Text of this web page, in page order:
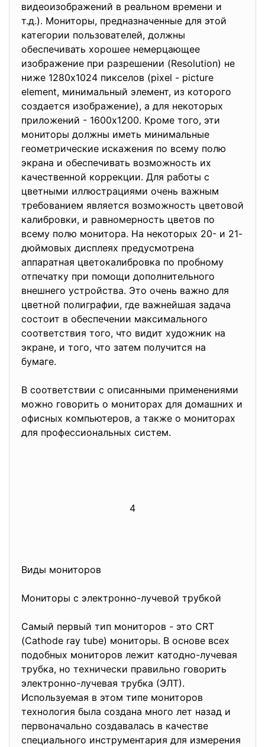
видеоизображений в реальном времени и
т.д.). Мониторы, предназначенные для этой
категории пользователей, должны
обеспечивать хорошее немерцающее
изображение при разрешении (Resolution) не
ниже 1280х1024 пикселов (pixel - picture
element, минимальный элемент, из которого
создается изображение), а для некоторых
приложений - 1600х1200. Кроме того, эти
мониторы должны иметь минимальные
геометрические искажения по всему полю
экрана и обеспечивать возможность их
качественной коррекции. Для работы с
цветными иллюстрациями очень важным
требованием является возможность цветовой
калибровки, и равномерность цветов по
всему полю монитора. На некоторых 20- и 21-
дюймовых дисплеях предусмотрена
аппаратная цветокалибровка по пробному
отпечатку при помощи дополнительного
внешнего устройства. Это очень важно для
цветной полиграфии, где важнейшая задача
состоит в обеспечении максимального
соответствия того, что видит художник на
экране, и того, что затем получится на
бумаге.
В соответствии с описанными применениями
можно говорить о мониторах для домашних и
офисных компьютеров, а также о мониторах
для профессиональных систем.
4
Виды мониторов
Мониторы с электронно-лучевой трубкой
Самый первый тип мониторов - это CRT
(Cathode ray tube) мониторы. В основе всех
подобных мониторов лежит катодно-лучевая
трубка, но технически правильно говорить
электронно-лучевая трубка (ЭЛТ).
Используемая в этом типе мониторов
технология была создана много лет назад и
первоначально создавалась в качестве
специального инструментария для измерения